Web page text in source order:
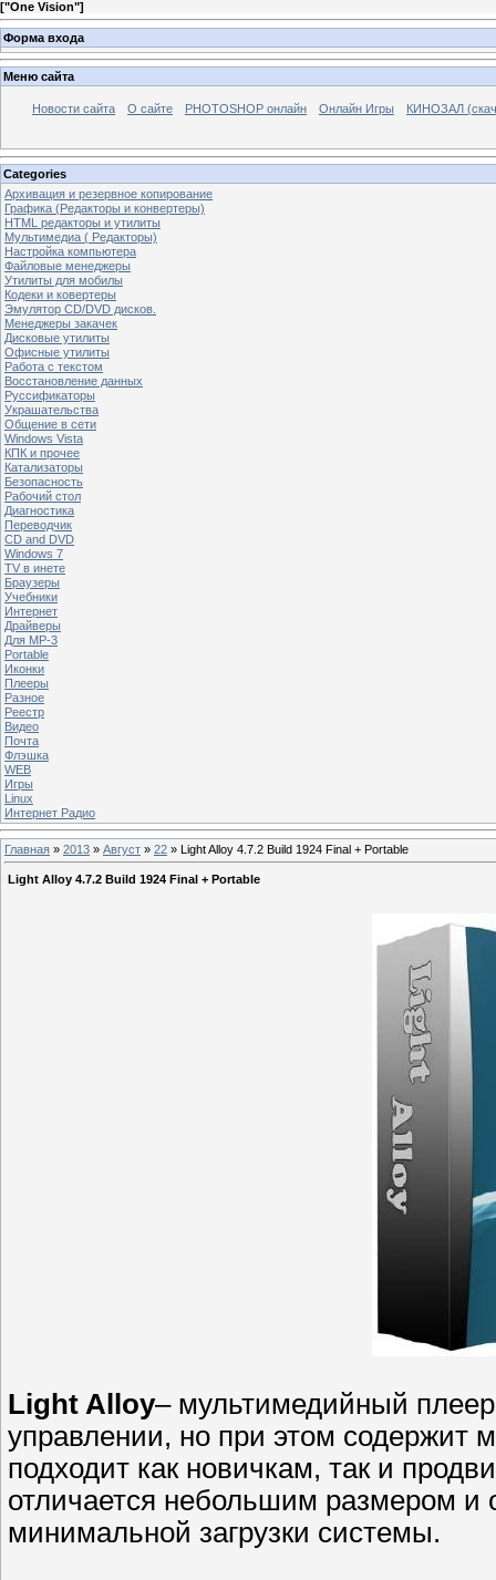
["One Vision"]
Форма входа
Меню сайта
Новости сайта О сайте PHOTOSHOP онлайн Онлайн Игры КИНОЗАЛ
Categories
Архивация и резервное копирование
Графика (Редакторы и конвертеры)
HTML редакторы и утилиты
Мультимедиа ( Редакторы)
Настройка компьютера
Файловые менеджеры
Утилиты для мобилы
Кодеки и ковертеры
Эмулятор CD/DVD дисков.
Менеджеры закачек
Дисковые утилиты
Офисные утилиты
Работа с текстом
Восстановление данных
Руссификаторы
Украшательства
Общение в сети
Windows Vista
КПК и прочее
Катализаторы
Безопасность
Рабочий стол
Диагностика
Переводчик
CD and DVD
Windows 7
TV в инете
Браузеры
Учебники
Интернет
Драйверы
Для MP-3
Portable
Иконки
Плееры
Разное
Реестр
Видео
Почта
Флэшка
WEB
Игры
Linux
Интернет Радио
Главная » 2013 » Август » 22 » Light Alloy 4.7.2 Build 1924 Final + Portable
Light Alloy 4.7.2 Build 1924 Final + Portable
Light Alloy– мультимедийный
управлении, но при этом содержит
подходит как новичкам, так и
отличается небольшим размером и
минимальной загрузки системы.